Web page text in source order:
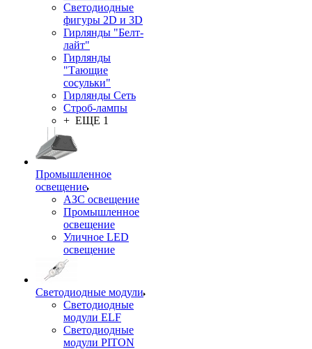
Светодиодные
фигуры 2D и 3D
Гирлянды "Белт-
лайт"
Гирлянды
"Тающие
сосульки"
Гирлянды Сеть
Строб-лампы
+ ЕЩЕ 1
Промышленное
освещение
АЗС освещение
Промышленное
освещение
Уличное LED
освещение
Светодиодные модули
Светодиодные
модули ELF
Светодиодные
модули PITON